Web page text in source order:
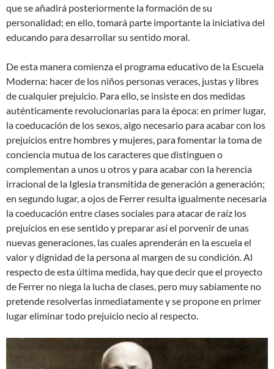
que se añadirá posteriormente la formación de su
personalidad; en ello, tomará parte importante la iniciativa del
educando para desarrollar su sentido moral.
De esta manera comienza el programa educativo de la Escuela
Moderna: hacer de los niños personas veraces, justas y libres
de cualquier prejuicio. Para ello, se insiste en dos medidas
auténticamente revolucionarias para la época: en primer lugar,
la coeducación de los sexos, algo necesario para acabar con los
prejuicios entre hombres y mujeres, para fomentar la toma de
conciencia mutua de los caracteres que distinguen o
complementan a unos u otros y para acabar con la herencia
irracional de la Iglesia transmitida de generación a generación;
en segundo lugar, a ojos de Ferrer resulta igualmente necesaria
la coeducación entre clases sociales para atacar de raíz los
prejuicios en ese sentido y preparar así el porvenir de unas
nuevas generaciones, las cuales aprenderán en la escuela el
valor y dignidad de la persona al margen de su condición. Al
respecto de esta última medida, hay que decir que el proyecto
de Ferrer no niega la lucha de clases, pero muy sabiamente no
pretende resolverlas inmediatamente y se propone en primer
lugar eliminar todo prejuicio necio al respecto.